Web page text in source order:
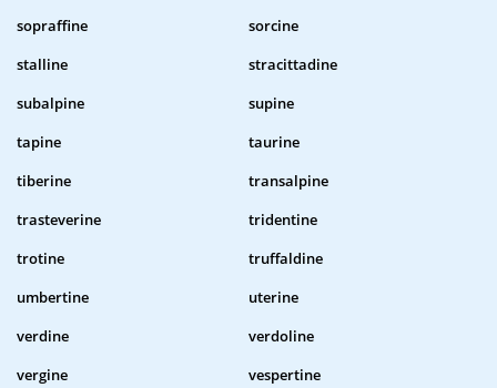
sopraffine
sorcine
stalline
stracittadine
subalpine
supine
tapine
taurine
tiberine
transalpine
trasteverine
tridentine
trotine
truffaldine
umbertine
uterine
verdine
verdoline
vergine
vespertine